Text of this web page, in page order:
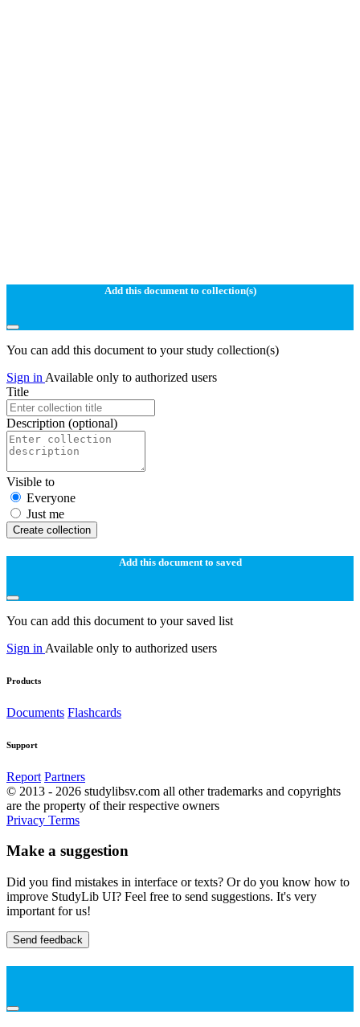
Add this document to collection(s)
You can add this document to your study collection(s)
Sign in Available only to authorized users
Title
Description (optional)
Visible to
Everyone
Just me
Create collection
Add this document to saved
You can add this document to your saved list
Sign in Available only to authorized users
Products
Documents Flashcards
Support
Report Partners
© 2013 - 2026 studylibsv.com all other trademarks and copyrights
are the property of their respective owners
Privacy Terms
Make a suggestion
Did you find mistakes in interface or texts? Or do you know how to
improve StudyLib UI? Feel free to send suggestions. It's very
important for us!
Send feedback